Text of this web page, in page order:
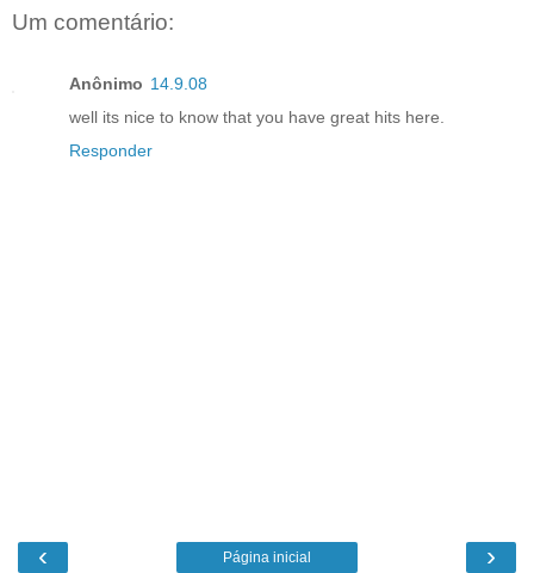
Um comentário:
Anônimo 14.9.08
well its nice to know that you have great hits here.
Responder
‹ ›
Página inicial